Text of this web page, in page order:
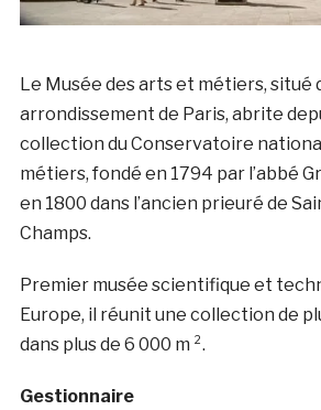
Le Musée des arts et métiers, situé
arrondissement de Paris, abrite
collection du Conservatoire
métiers, fondé en 1794 par l’abbé
en 1800 dans l’ancien prieuré de
Champs.
Premier musée scientifique et
Europe, il réunit une collection de
dans plus de 6 000 m ².
Gestionnaire